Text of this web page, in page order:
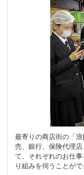
最寄りの商店街の「
売、銀行、保険代理
て、それぞれのお仕
り組みを伺うことがで